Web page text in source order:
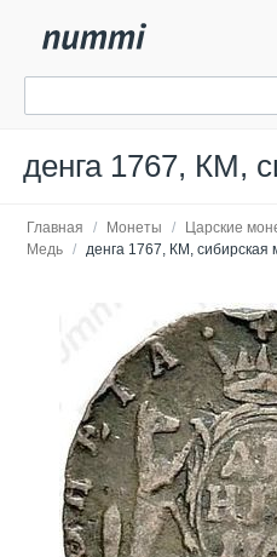
денга 1767, КМ,
Главная / Монеты / Царские
Медь / денга 1767, КМ, сибирская